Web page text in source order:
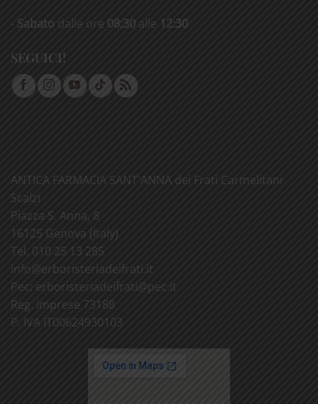
- Sabato dalle ore 08:30 alle 12:30
SEGUICI!
ANTICA FARMACIA SANT'ANNA dei Frati Carmelitani
Scalzi
Piazza S. Anna, 8
16125 Genova (Italy)
Tel. 010 25 13 285
info@erboristeriadeifrati.it
Pec: erboristeriadeifrati@pec.it
Reg. imprese 73188
P. IVA IT00624930103